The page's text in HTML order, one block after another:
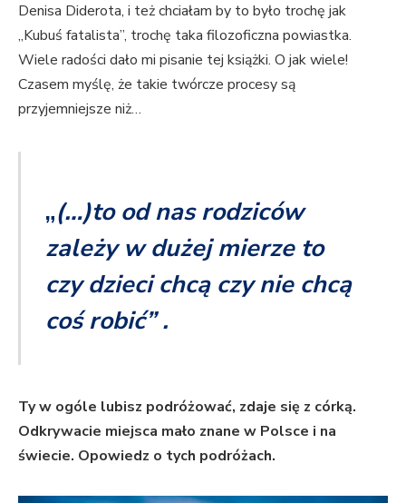
Denisa Diderota, i też chciałam by to było trochę jak
„Kubuś fatalista”, trochę taka filozoficzna powiastka.
Wiele radości dało mi pisanie tej książki. O jak wiele!
Czasem myślę, że takie twórcze procesy są
przyjemniejsze niż…
„(…)to od nas rodziców
zależy w dużej mierze to
czy dzieci chcą czy nie chcą
coś robić” .
Ty w ogóle lubisz podróżować, zdaje się z córką.
Odkrywacie miejsca mało znane w Polsce i na
świecie. Opowiedz o tych podróżach.